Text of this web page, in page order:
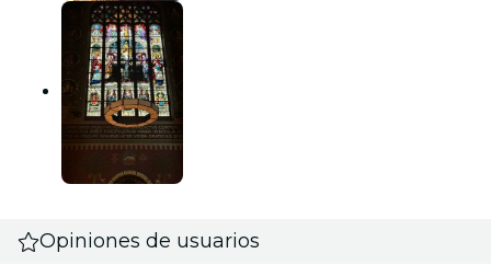
Opiniones de usuarios